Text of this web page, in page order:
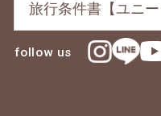
旅行条件書【ユニ
follow us